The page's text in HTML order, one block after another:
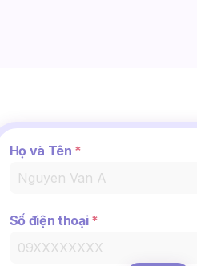
Họ và Tên *
Số điện thoại *